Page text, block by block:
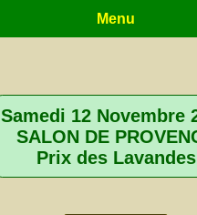
Menu
Samedi 12 Novembre
SALON DE
Prix des Lavandes